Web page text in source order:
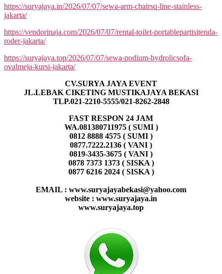
https://suryajaya.in/2026/07/07/sewa-arm-chairsq-line-stainless-
jakarta/
https://vendorinaja.com/2026/07/07/rental-toilet-portablepartisitenda-
roder-jakarta/
https://suryajaya.top/2026/07/07/sewa-podium-hydrolicsofa-
ovalmeja-kursi-jakarta/
CV.SURYA JAYA EVENT
JL.LEBAK CIKETING MUSTIKAJAYA BEKASI
TLP.021-2210-5555/021-8262-2848
FAST RESPON 24 JAM
WA.081380711975 ( SUMI )
0812 8888 4575 ( SUMI )
0877.7222.2136 ( VANI )
0819-3435-3675 ( VANI )
0878 7373 1373 ( SISKA )
0877 6216 2024 ( SISKA )
EMAIL : www.suryajayabekasi@yahoo.com
website : www.suryajaya.in
www.suryajaya.top